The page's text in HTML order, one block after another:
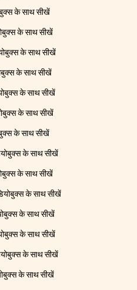
के साथ सीखें
के साथ सीखें
के साथ सीखें
के साथ सीखें
के साथ सीखें
के साथ सीखें
के साथ सीखें
के साथ सीखें
के साथ सीखें
के साथ सीखें
के साथ सीखें
के साथ सीखें
के साथ सीखें
के साथ सीखें